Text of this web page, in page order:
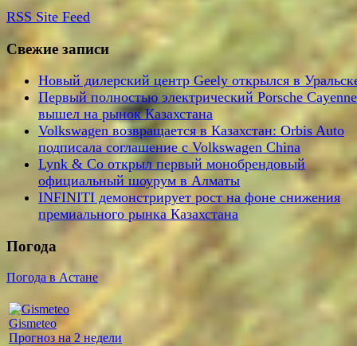
RSS Site Feed
Свежие записи
Новый дилерский центр Geely открылся в
Первый полностью электрический Porsche Cayenne
вышел на рынок Казахстана
Volkswagen возвращается в Казахстан: Orbis Auto
подписала соглашение с Volkswagen China
Lynk & Co открыл первый монобрендовый
официальный шоурум в Алматы
INFINITI демонстрирует рост на фоне снижения
премиального рынка Казахстана
Погода
Погода в Астане
Gismeteo
Прогноз на 2 недели